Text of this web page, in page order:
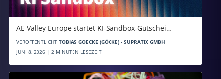
AE Valley Europe startet KI-Sandbox-Gutschei…
VERÖFFENTLICHT TOBIAS GOECKE (GÖCKE) - SUPRATIX GMBH
JUNI 8, 2026 | 2 MINUTEN LESEZEIT